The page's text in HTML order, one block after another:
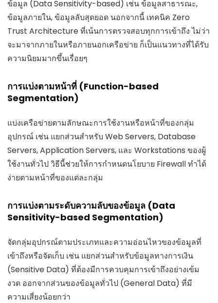
ข้อมูล (Data Sensitivity-based) เช่น ข้อมูลสาธารณะ,
ข้อมูลภายใน, ข้อมูลลับสุดยอด นอกจากนี้ เทคนิค Zero
Trust Architecture ที่เน้นการตรวจสอบทุกการเข้าถึง ไม่ว่า
จะมาจากภายในหรือภายนอกเครือข่าย ก็เป็นแนวทางที่ได้รับ
ความนิยมมากขึ้นเรื่อยๆ
การแบ่งตามหน้าที่ (Function-based
Segmentation)
แบ่งเครือข่ายตามลักษณะการใช้งานหรือหน้าที่ของกลุ่ม
อุปกรณ์ เช่น แยกส่วนสำหรับ Web Servers, Database
Servers, Application Servers, และ Workstations ของผู้
ใช้งานทั่วไป วิธีนี้ช่วยให้การกำหนดนโยบาย Firewall ทำได้
ง่ายตามหน้าที่ของแต่ละกลุ่ม
การแบ่งตามระดับความลับของข้อมูล (Data
Sensitivity-based Segmentation)
จัดกลุ่มอุปกรณ์ตามประเภทและความอ่อนไหวของข้อมูลที่
เข้าถึงหรือจัดเก็บ เช่น แยกส่วนสำหรับข้อมูลทางการเงิน
(Sensitive Data) ที่ต้องมีการควบคุมการเข้าถึงอย่างเข้ม
งวด ออกจากส่วนของข้อมูลทั่วไป (General Data) ที่มี
ความเสี่ยงน้อยกว่า